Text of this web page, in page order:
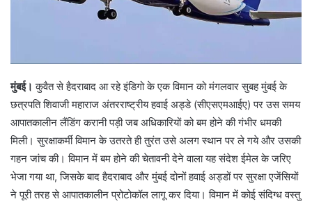
मुंबई। कुवैत से हैदराबाद आ रहे इंडिगो के एक विमान को मंगलवार सुबह मुंबई के
छत्रपति शिवाजी महाराज अंतरराष्ट्रीय हवाई अड्डे (सीएसएमआईए) पर उस समय
आपातकालीन लैंडिंग करानी पड़ी जब अधिकारियों को बम होने की गंभीर धमकी
मिली। सुरक्षाकर्मी विमान के उतरते ही तुरंत उसे अलग स्थान पर ले गये और उसकी
गहन जांच की। विमान में बम होने की चेतावनी देने वाला यह संदेश ईमेल के जरिए
भेजा गया था, जिसके बाद हैदराबाद और मुंबई दोनों हवाई अड्डों पर सुरक्षा एजेंसियों
ने पूरी तरह से आपातकालीन प्रोटोकॉल लागू कर दिया। विमान में कोई संदिग्ध वस्तु